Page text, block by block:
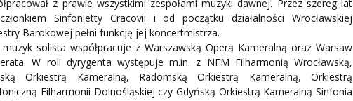
z prawie wszystkimi zespołami muzyki dawnej. Przez szereg lat
Sinfonietty Cracovii i od początku działalności Wrocławskiej
Barokowej pełni funkcję jej koncertmistrza.
muzyk solista współpracuje z Warszawską Operą Kameralną oraz Warsaw
W roli dyrygenta występuje m.in. z NFM Filharmonią Wrocławską,
Orkiestrą Kameralną, Radomską Orkiestrą Kameralną, Orkiestrą
Filharmonii Dolnośląskiej czy Gdyńską Orkiestrą Kameralną Sinfonia